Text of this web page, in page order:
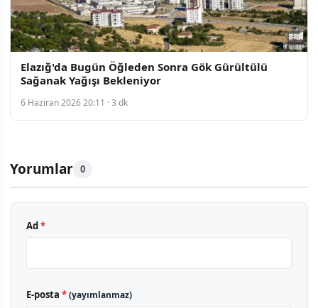
Elazığ'da Bugün Öğleden Sonra Gök Gürültülü
Sağanak Yağışı Bekleniyor
6 Haziran 2026 20:11 · 3 dk
Yorumlar 0
Ad*
E-posta *(yayımlanmaz)